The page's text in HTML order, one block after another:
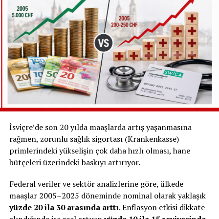
Çoğu kişiyüzde 50 veya daha düşük oranlarda
çalışıyor
Sadece yaklaşıkher 7 kişiden 1’i tam zamanlı
çalışıyor
Tam zamanlı çalışanların ise önemli bir bölümü
serbest (kendi işini yapan)kişilerden oluşuyor
İsviçre’de son 20 yılda maaşlarda artış yaşanmasına
rağmen, zorunlu sağlık sigortası (Krankenkasse)
primlerindeki yükselişin çok daha hızlı olması, hane
bütçeleri üzerindeki baskıyı artırıyor.
Federal veriler ve sektör analizlerine göre, ülkede
maaşlar 2005–2025 döneminde nominal olarak yaklaşık
yüzde 20 ila 30 arasında arttı. Enflasyon etkisi dikkate